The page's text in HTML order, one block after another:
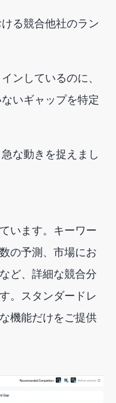
る競合他社のラン
ンしているのに、
いギャップを特定
な動きを捉えまし
います。キーワー
の予測、市場にお
ど、詳細な競合分
。スタンダードレ
機能だけをご提供